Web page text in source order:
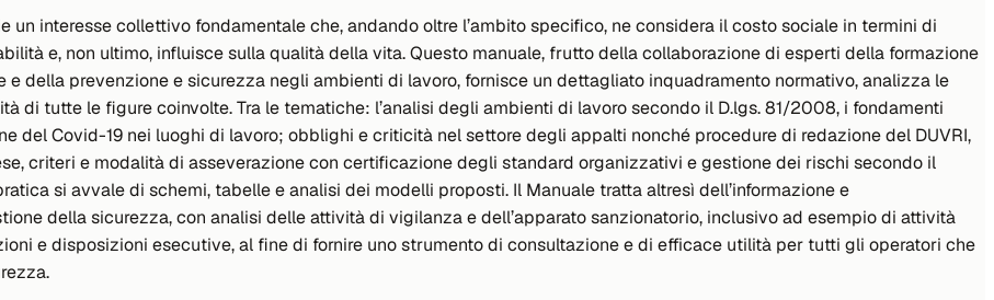
interesse collettivo fondamentale che, andando oltre l’ambito specifico, ne considera il costo sociale in termini di
e, non ultimo, influisce sulla qualità della vita. Questo manuale, frutto della collaborazione di esperti della formazione
della prevenzione e sicurezza negli ambienti di lavoro, fornisce un dettagliato inquadramento normativo, analizza le
di tutte le figure coinvolte. Tra le tematiche: l’analisi degli ambienti di lavoro secondo il D.lgs. 81/2008, i fondamenti
del Covid-19 nei luoghi di lavoro; obblighi e criticità nel settore degli appalti nonché procedure di redazione del DUVRI,
criteri e modalità di asseverazione con certificazione degli standard organizzativi e gestione dei rischi secondo il
si avvale di schemi, tabelle e analisi dei modelli proposti. Il Manuale tratta altresì dell’informazione e
della sicurezza, con analisi delle attività di vigilanza e dell’apparato sanzionatorio, inclusivo ad esempio di attività
e disposizioni esecutive, al fine di fornire uno strumento di consultazione e di efficace utilità per tutti gli operatori che